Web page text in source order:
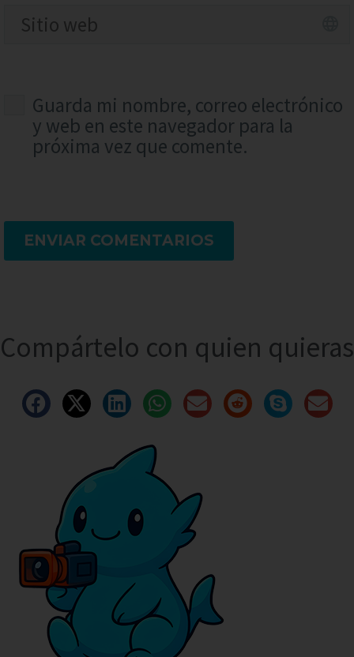
Guarda mi nombre, correo electrónico
y web en este navegador para la
próxima vez que comente.
ENVIAR COMENTARIOS
Compártelo con quien quieras